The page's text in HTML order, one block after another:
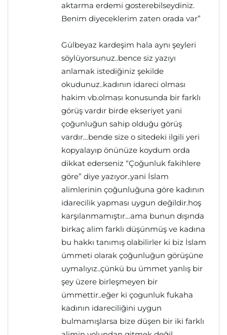
aktarma erdemi gosterebilseydiniz.
Benim diyeceklerim zaten orada var”
Gülbeyaz kardeşim hala aynı şeyleri
söylüyorsunuz..bence siz yazıyı
anlamak istediğiniz şekilde
okudunuz..kadının idareci olması
hakim vb.olması konusunda bir farklı
görüş vardır birde ekseriyet yani
çoğunluğun sahip olduğu görüş
vardır…bende size o sitedeki ilgili yeri
kopyalayıp önünüze koydum orda
dikkat ederseniz “Çoğunluk fakihlere
göre” diye yazıyor..yani İslam
alimlerinin çoğunluğuna göre kadının
idarecilik yapması uygun değildir.hoş
karşılanmamıştır…ama bunun dışında
birkaç alim farklı düşünmüş ve kadına
bu hakkı tanımış olabilirler ki biz İslam
ümmeti olarak çoğunluğun görüşüne
uymalıyız..çünkü bu ümmet yanlış bir
şey üzere birleşmeyen bir
ümmettir..eğer ki çogunluk fukaha
kadının idareciliğini uygun
bulmamışlarsa bize düşen bir iki farklı